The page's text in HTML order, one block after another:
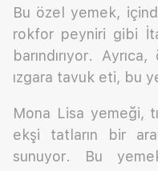
Bu özel yemek,
rokfor peyniri gibi
barındırıyor.
ızgara tavuk eti, bu
Mona Lisa yemeği,
ekşi tatların bir
sunuyor. Bu